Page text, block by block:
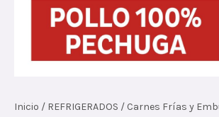
Inicio / REFRIGERADOS / Carnes Frías y